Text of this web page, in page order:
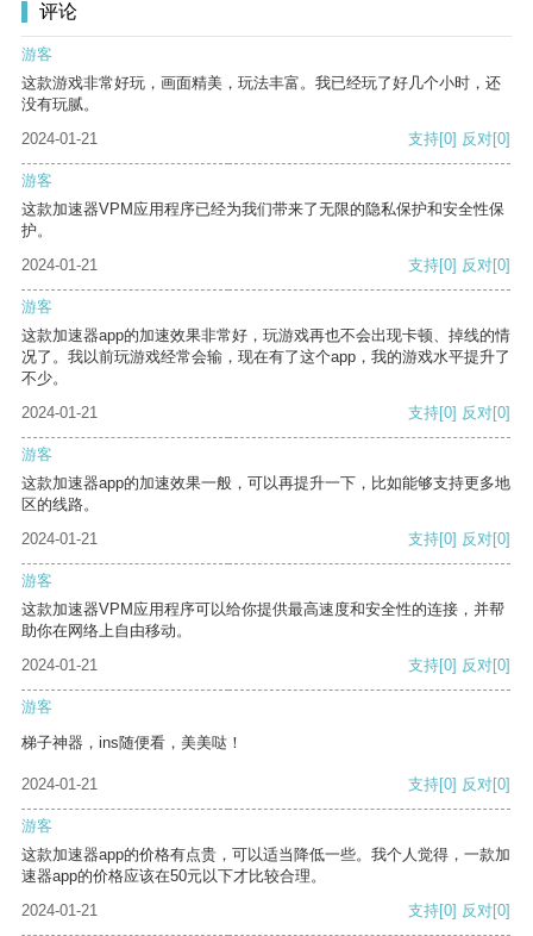
评论
游客
这款游戏非常好玩，画面精美，玩法丰富。我已经玩了好几个小时，还
没有玩腻。
2024-01-21
支持[0] 反对[0]
游客
这款加速器VPM应用程序已经为我们带来了无限的隐私保护和安全性保
护。
2024-01-21
支持[0] 反对[0]
游客
这款加速器app的加速效果非常好，玩游戏再也不会出现卡顿、掉线的情
况了。我以前玩游戏经常会输，现在有了这个app，我的游戏水平提升了
不少。
2024-01-21
支持[0] 反对[0]
游客
这款加速器app的加速效果一般，可以再提升一下，比如能够支持更多地
区的线路。
2024-01-21
支持[0] 反对[0]
游客
这款加速器VPM应用程序可以给你提供最高速度和安全性的连接，并帮
助你在网络上自由移动。
2024-01-21
支持[0] 反对[0]
游客
梯子神器，ins随便看，美美哒！
2024-01-21 支持[0] 反对[0]
游客
这款加速器app的价格有点贵，可以适当降低一些。我个人觉得，一款加
速器app的价格应该在50元以下才比较合理。
2024-01-21
支持[0] 反对[0]